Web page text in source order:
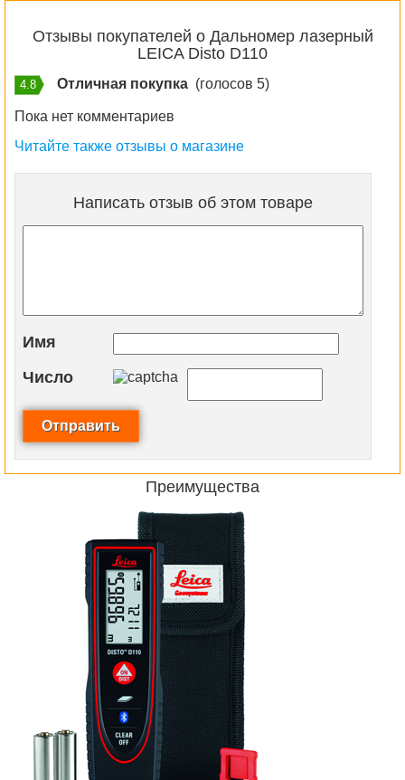
Отзывы покупателей о Дальномер лазерный
LEICA Disto D110
4.8 Отличная покупка (голосов 5)
Пока нет комментариев
Читайте также отзывы о магазине
Написать отзыв об этом товаре
Имя
Число
Преимущества